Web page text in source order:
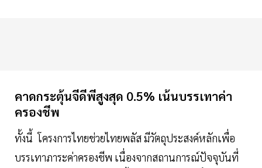
คาดกระตุ้นจีดีพีสูงสุด 0.5% เน้นบรรเทาค่า
ครองชีพ
ทั้งนี้ โครงการไทยช่วยไทยพลัส มีวัตถุประสงค์หลักเพื่อ
บรรเทาภาระค่าครองชีพ เนื่องจากสถานการณ์ปัจจุบันที่